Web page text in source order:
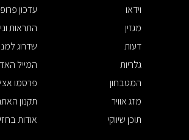
וידאו
מגזין
דעות
גלריות
המטבחון
מזג אוויר
תוכן שיווקי
עדכון
התראות
שדרוג
המייל
פרסמו
תקנון
אודות